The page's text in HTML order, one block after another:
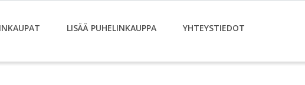
LISÄÄ PUHELINKAUPPA YHTEYSTIEDOT